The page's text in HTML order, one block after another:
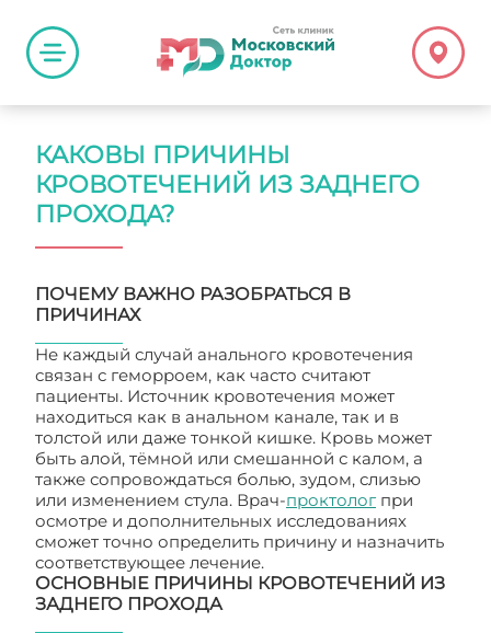
КАКОВЫ ПРИЧИНЫ
КРОВОТЕЧЕНИЙ ИЗ ЗАДНЕГО
ПРОХОДА?
ПОЧЕМУ ВАЖНО РАЗОБРАТЬСЯ В
ПРИЧИНАХ
Не каждый случай анального кровотечения
связан с геморроем, как часто считают
пациенты. Источник кровотечения может
находиться как в анальном канале, так и в
толстой или даже тонкой кишке. Кровь может
быть алой, тёмной или смешанной с калом, а
также сопровождаться болью, зудом, слизью
или изменением стула. Врач-проктолог при
осмотре и дополнительных исследованиях
сможет точно определить причину и назначить
соответствующее лечение.
ОСНОВНЫЕ ПРИЧИНЫ КРОВОТЕЧЕНИЙ ИЗ
ЗАДНЕГО ПРОХОДА